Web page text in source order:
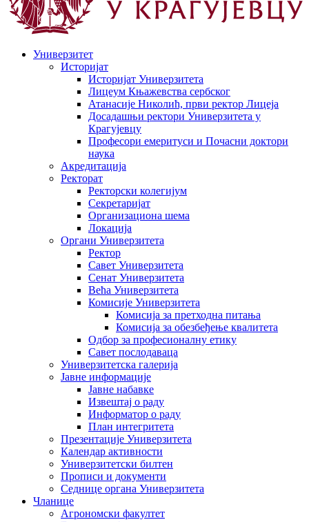
Универзитет
Историјат
Историјат Универзитета
Лицеум Књажевства сербског
Атанасије Николић, први ректор Лицеја
Досадашњи ректори Универзитета у
Крагујевцу
Професори емеритуси и Почасни доктори
наука
Акредитација
Ректорат
Ректорски колегијум
Секретаријат
Организациона шема
Локација
Органи Универзитета
Ректор
Савет Универзитета
Сенат Универзитета
Већа Универзитета
Комисије Универзитета
Комисија за претходна питања
Комисија за обезбеђење квалитета
Одбор за професионалну етику
Савет послодаваца
Универзитетска галерија
Јавне информације
Јавне набавке
Извештај о раду
Информатор о раду
План интегритета
Презентације Универзитета
Календар активности
Универзитетски билтен
Прописи и документи
Седнице органа Универзитета
Чланице
Агрономски факултет